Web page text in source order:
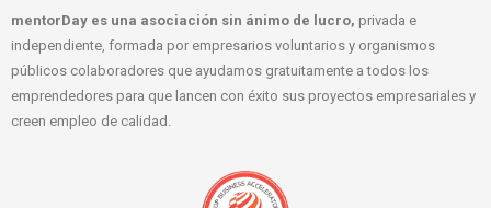
mentorDay es una asociación sin ánimo de lucro, privada e
independiente, formada por empresarios voluntarios y organismos
públicos colaboradores que ayudamos gratuitamente a todos los
emprendedores para que lancen con éxito sus proyectos empresariales y
creen empleo de calidad.